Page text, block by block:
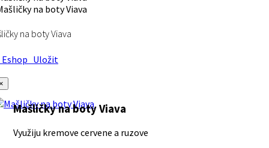
na boty Viava
Uložit
Mašličky na boty Viava
Využiju kremove cervene a ruzove